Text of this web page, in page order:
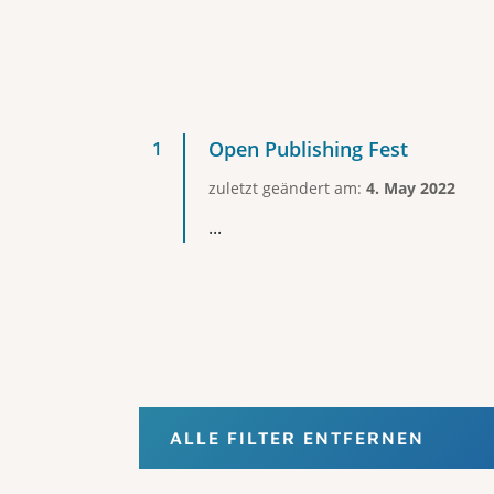
Open Publishing Fest
zuletzt geändert am: 4. May 2022
...
ALLE FILTER ENTFERNEN